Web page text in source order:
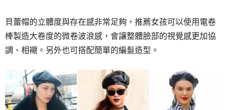
貝蕾帽的立體度與存在感非常足夠，推薦女孩可以使用電卷
棒製造大卷度的微卷波浪感，會讓整體臉部的視覺感更加協
調、相襯。另外也可搭配簡單的編髮造型。